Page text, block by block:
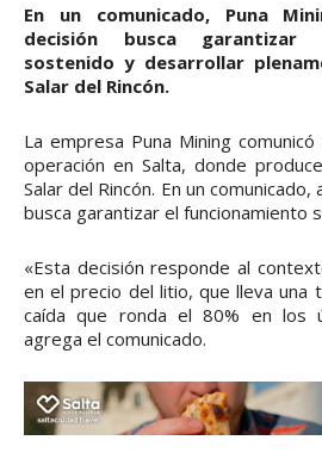
En un comunicado, Puna
decisión busca garantizar
sostenido y desarrollar
Salar del Rincón.
La empresa Puna Mining
operación en Salta, donde
Salar del Rincón. En un
busca garantizar el funcionamiento
«Esta decisión responde al
en el precio del litio, que lleva una
caída que ronda el 80% en los
agrega el comunicado.